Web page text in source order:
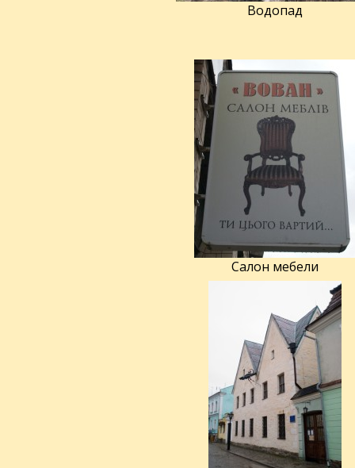
Водопад
Салон мебели